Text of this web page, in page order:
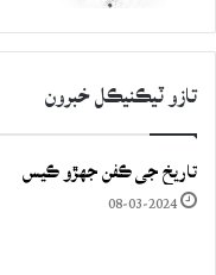
تازو ٽيڪنيڪل خبرون
تاريخ جي ڪفن جھڙو ڪيس
08-03-2024